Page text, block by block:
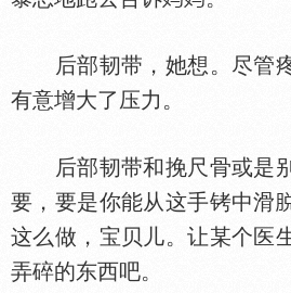
后部韧带，她想。尽管
有意增大了压力。
后部韧带和挽尺骨或是
要，要是你能从这手铐中滑
这么做，宝贝儿。让某个医
弄碎的东西吧。